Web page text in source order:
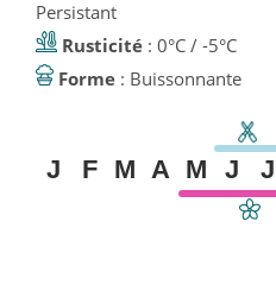
Persistant
Rusticité : 0°C / -5°C
Forme
: Buissonnante
J F M A M J J